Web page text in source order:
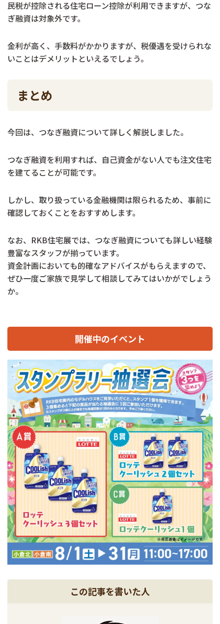
民税が控除される住宅ローン控除が利用できますが、つな
ぎ融資は対象外です。
金利が高く、手数料がかかりますが、税優遇を受けられな
いことはデメリットといえるでしょう。
まとめ
今回は、つなぎ融資について詳しく解説しました。
つなぎ融資を利用すれば、自己資金がない人でも注文住宅
を建てることが可能です。
しかし、取り扱っている金融機関は限られるため、事前に
確認しておくことをおすすめします。
なお、RKB住宅展では、つなぎ融資についても詳しい経験
豊富なスタッフが揃っています。
資金計画においても的確なアドバイスがもらえますので、
ぜひ一度ご家族で見学して相談してみてはいかがでしょう
か。
開催中のイベント
この記事を書いた人